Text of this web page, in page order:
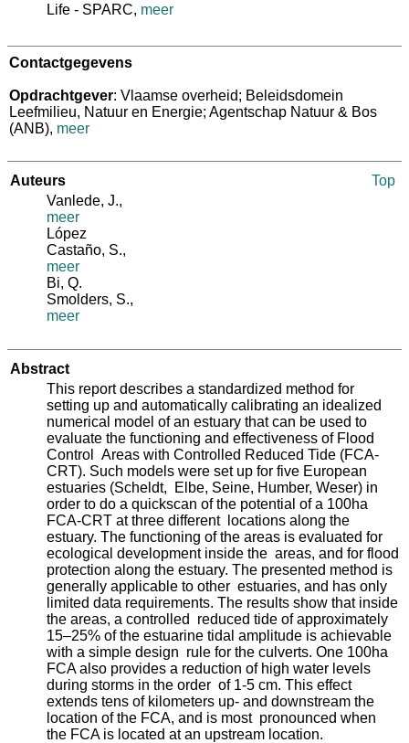
Life - SPARC, meer
Contactgegevens
Opdrachtgever: Vlaamse overheid; Beleidsdomein
Leefmilieu, Natuur en Energie; Agentschap Natuur & Bos
(ANB), meer
Auteurs
Top
Vanlede, J.,
meer
López
Castaño, S.,
meer
Bi, Q.
Smolders, S.,
meer
Abstract
This report describes a standardized method for
setting up and automatically calibrating an idealized
numerical model of an estuary that can be used to
evaluate the functioning and effectiveness of Flood
Control Areas with Controlled Reduced Tide (FCA-
CRT). Such models were set up for five European
estuaries (Scheldt, Elbe, Seine, Humber, Weser) in
order to do a quickscan of the potential of a 100ha
FCA-CRT at three different locations along the
estuary. The functioning of the areas is evaluated for
ecological development inside the areas, and for flood
protection along the estuary. The presented method is
generally applicable to other estuaries, and has only
limited data requirements. The results show that inside
the areas, a controlled reduced tide of approximately
15–25% of the estuarine tidal amplitude is achievable
with a simple design rule for the culverts. One 100ha
FCA also provides a reduction of high water levels
during storms in the order of 1-5 cm. This effect
extends tens of kilometers up- and downstream the
location of the FCA, and is most pronounced when
the FCA is located at an upstream location.